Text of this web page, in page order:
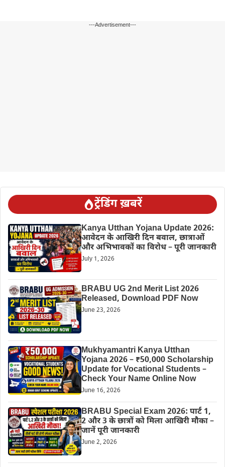
---Advertisement---
ट्रेंडिंग ख़बरें
Kanya Utthan Yojana Update 2026:
आवेदन के आखिरी दिन बवाल, छात्राओं
और अभिभावकों का विरोध – पूरी जानकारी
July 1, 2026
BRABU UG 2nd Merit List 2026
Released, Download PDF Now
June 23, 2026
Mukhyamantri Kanya Utthan
Yojana 2026 – ₹50,000 Scholarship
Update for Vocational Students –
Check Your Name Online Now
June 16, 2026
BRABU Special Exam 2026: पार्ट 1,
2 और 3 के छात्रों को मिला आखिरी मौका –
जानें पूरी जानकारी
June 2, 2026